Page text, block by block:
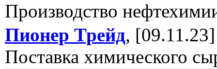
Производство
Пионер Трейд, [09.11.23]
Поставка химического